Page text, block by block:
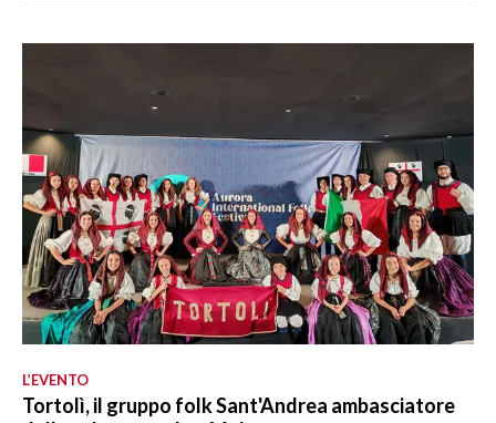
L’EVENTO
Tortolì, il gruppo folk Sant'Andrea ambasciatore